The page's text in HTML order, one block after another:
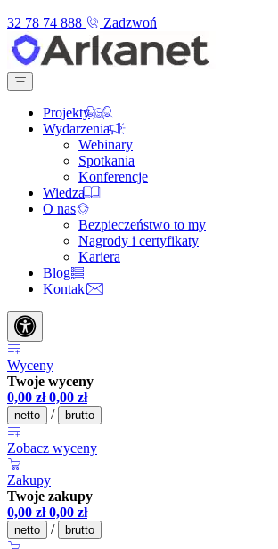
32 78 74 888
Zadzwoń
Projekty
Wydarzenia
Webinary
Spotkania
Konferencje
Wiedza
O nas
Bezpieczeństwo to my
Nagrody i certyfikaty
Kariera
Blog
Kontakt
Wyceny
Twoje wyceny
0,00 zł 0,00 zł
netto / brutto
Zobacz wyceny
Zakupy
Twoje zakupy
0,00 zł 0,00 zł
netto / brutto